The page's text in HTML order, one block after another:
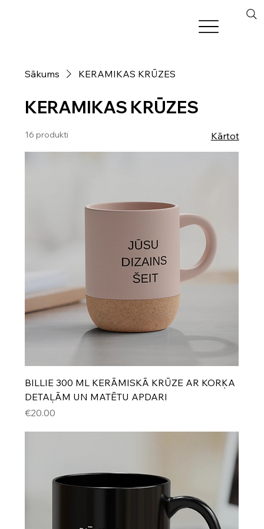
Sākums KERAMIKAS KRŪZES
KERAMIKAS KRŪZES
16 produkti Kārtot
BILLIE 300 ML KERĀMISKĀ KRŪZE AR KORĶA
DETAĻĀM UN MATĒTU APDARI
Cena
€20.00